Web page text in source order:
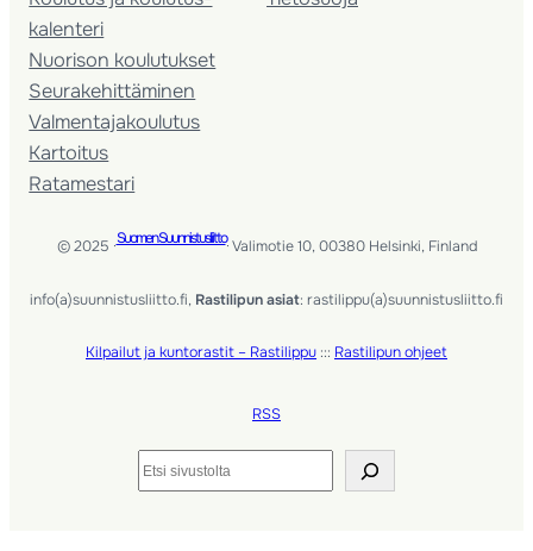
kalenteri
Nuorison koulutukset
Seura­kehittäminen
Valmentaja­koulutus
Kartoitus
Ratamestari
© 2025 ·Suomen Suunnistusliitto· Valimotie 10, 00380 Helsinki, Finland
info(a)suunnistusliitto.fi, Rastilipun asiat: rastilippu(a)suunnistusliitto.fi
Kilpailut ja kuntorastit – Rastilippu ::: Rastilipun ohjeet
RSS
Etsi